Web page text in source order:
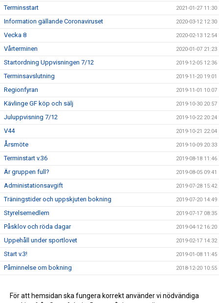
Terminsstart 2021-01-27 11:30
Information gällande Coronaviruset 2020-03-12 12:30
Vecka 8 2020-02-13 12:54
Vårterminen 2020-01-07 21:23
Startordning Uppvisningen 7/12 2019-12-05 12:36
Terminsavslutning 2019-11-20 19:01
Regionfyran 2019-11-01 10:07
Kävlinge GF köp och sälj 2019-10-30 20:57
Juluppvisning 7/12 2019-10-22 20:24
V44 2019-10-21 22:04
Årsmöte 2019-10-09 20:33
Terminstart v.36 2019-08-18 11:46
Är gruppen full? 2019-08-05 09:41
Administationsavgift 2019-07-28 15:42
Träningstider och uppskjuten bokning 2019-07-20 14:49
Styrelsemedlem 2019-07-17 08:35
Påsklov och röda dagar 2019-04-12 16:20
Uppehåll under sportlovet 2019-02-17 14:32
Start v.3! 2019-01-08 11:45
Påminnelse om bokning 2018-12-20 10:55
Höstens bokning 2018-07-06 14:25
För att hemsidan ska fungera korrekt använder vi nödvändiga